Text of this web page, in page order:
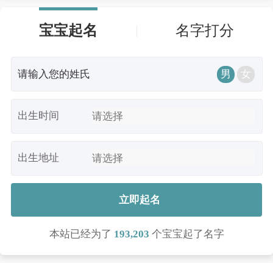
宝宝起名 名字打分
男 女
出生时间
出生地址
立即起名
本站已经为了 193,203 个宝宝起了名字